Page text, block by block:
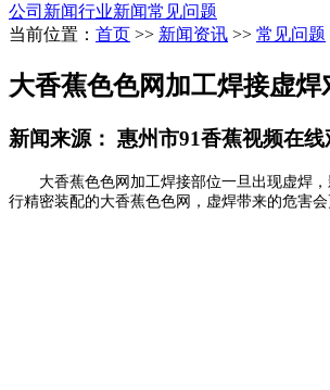
公司新闻行业新闻常见问题
当前位置： 首页 >> 新闻资讯 >> 常见问题
大香蕉色色网加工焊接虚
新闻来源： 惠州市91香蕉视频在
大香蕉色色网加工焊接部位一旦出现虚焊，
行精密装配的大香蕉色色网，虚焊带来的危害